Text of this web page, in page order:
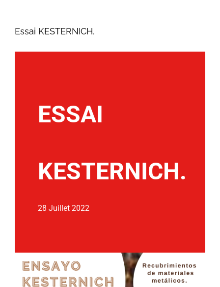
Essai KESTERNICH.
ESSAI
KESTERNICH.
28 Juillet 2022